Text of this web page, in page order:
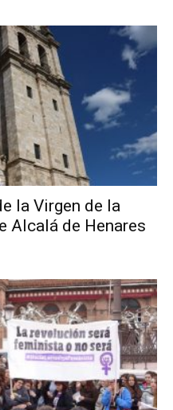
la Virgen de la
Alcalá de Henares